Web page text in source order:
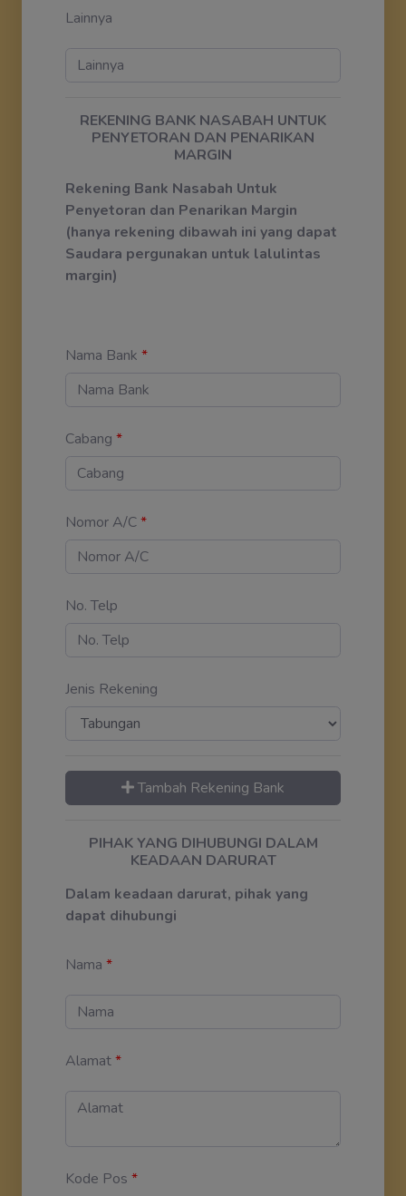
Lainnya
REKENING BANK NASABAH UNTUK
PENYETORAN DAN PENARIKAN
MARGIN
Rekening Bank Nasabah Untuk
Penyetoran dan Penarikan Margin
(hanya rekening dibawah ini yang dapat
Saudara pergunakan untuk lalulintas
margin)
Nama Bank *
Cabang *
Nomor A/C*
No. Telp
Jenis Rekening
Tambah Rekening Bank
PIHAK YANG DIHUBUNGI DALAM
KEADAAN DARURAT
Dalam keadaan darurat, pihak yang
dapat dihubungi
Nama *
Alamat*
Kode Pos *